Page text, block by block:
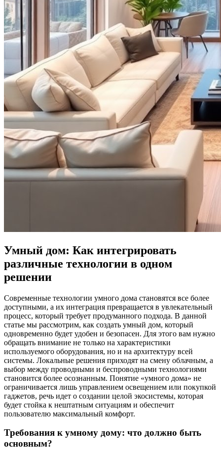
Умный дом: Как интегрировать
различные технологии в одном
решении
Современные технологии умного дома становятся все более
доступными, а их интеграция превращается в увлекательный
процесс, который требует продуманного подхода. В данной
статье мы рассмотрим, как создать умный дом, который
одновременно будет удобен и безопасен. Для этого вам нужно
обращать внимание не только на характеристики
используемого оборудования, но и на архитектуру всей
системы. Локальные решения приходят на смену облачным, а
выбор между проводными и беспроводными технологиями
становится более осознанным. Понятие «умного дома» не
ограничивается лишь управлением освещением или покупкой
гаджетов, речь идет о создании целой экосистемы, которая
будет стойка к нештатным ситуациям и обеспечит
пользователю максимальный комфорт.
Требования к умному дому: что должно быть
основным?